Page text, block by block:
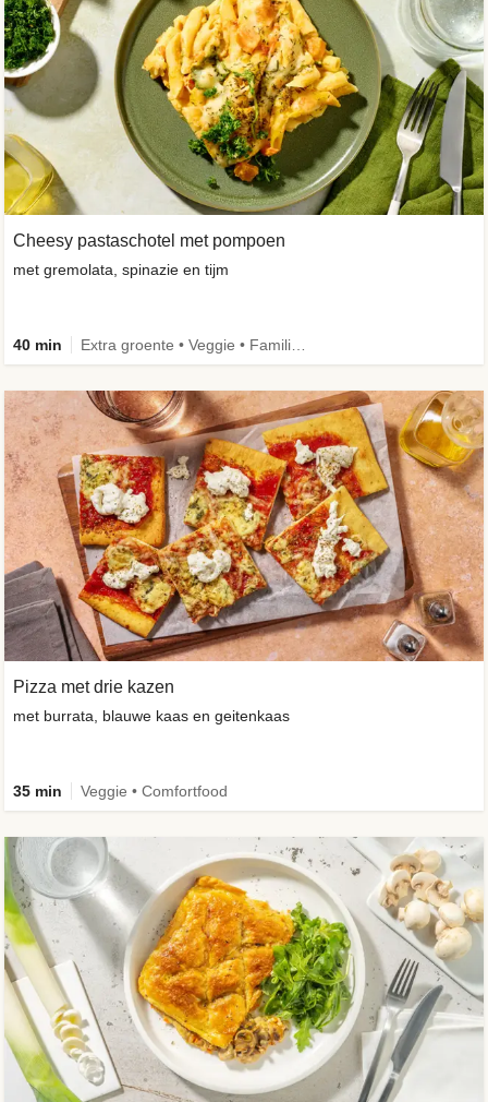
Cheesy pastaschotel met pompoen
met gremolata, spinazie en tijm
40 min
Pizza met drie kazen
met burrata, blauwe kaas en geitenkaas
35 min Veggie • Comfortfood